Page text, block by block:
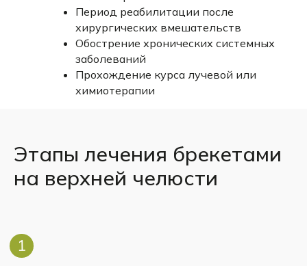
Период реабилитации после
хирургических вмешательств
Обострение хронических системных
заболеваний
Прохождение курса лучевой или
химиотерапии
Этапы лечения брекетами
на верхней челюсти
отверждения согласно
индивидуальным параметрам зуба.
Установка ортодонтической дуги —
10